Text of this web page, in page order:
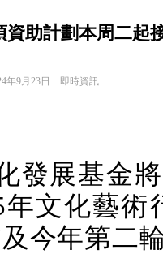
資助計劃本周二起
年9月23日 即時資訊
發展基金
年文化藝術
今年第二